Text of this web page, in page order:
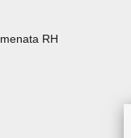
RH